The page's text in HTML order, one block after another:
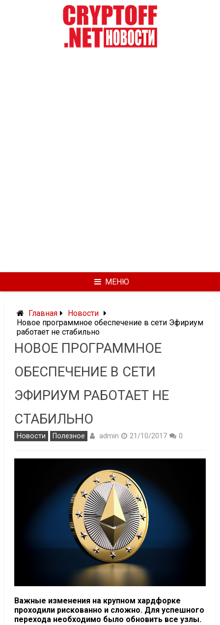
МЕНЮ
Главная
Новости
Новое программное обеспечение в сети Эфириум
работает не стабильно
НОВОЕ ПРОГРАММНОЕ
ОБЕСПЕЧЕНИЕ В СЕТИ
ЭФИРИУМ РАБОТАЕТ НЕ
СТАБИЛЬНО
Новости Полезное admin 21/10/2017 0
Важные изменения на крупном хардфорке
проходили рискованно и сложно. Для успешного
перехода необходимо было обновить все узлы.